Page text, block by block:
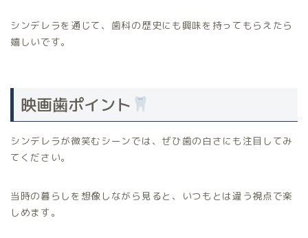
シンデレラを通じて、歯科の歴史にも興味を持ってもらえたら
嬉しいです。
映画歯ポイント
シンデレラが微笑むシーンでは、ぜひ歯の白さにも注目してみ
てください。
当時の暮らしを想像しながら見ると、いつもとは違う視点で楽
しめます。